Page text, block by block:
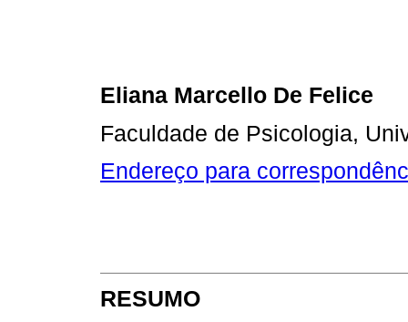
Eliana Marcello De Felice
Faculdade de Psicologia,
Endereço para
RESUMO